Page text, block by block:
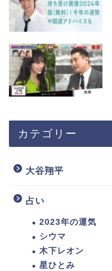
カテゴリー
大谷翔平
占い
2023年の運気
シウマ
木下レオン
星ひとみ